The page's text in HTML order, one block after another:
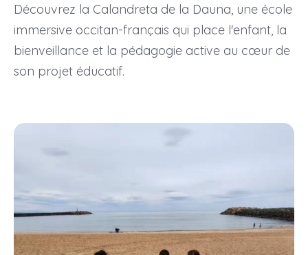
Découvrez la Calandreta de la Dauna, une école
immersive occitan-français qui place l'enfant, la
bienveillance et la pédagogie active au cœur de
son projet éducatif.